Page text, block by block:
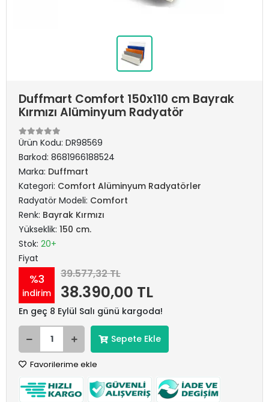
Duffmart Comfort 150x110 cm Bayrak
Kırmızı Alüminyum Radyatör
Ürün Kodu: DR98569
Barkod: 8681966188524
Marka: Duffmart
Kategori: Comfort Alüminyum Radyatörler
Radyatör Modeli: Comfort
Renk: Bayrak Kırmızı
Yükseklik: 150 cm.
Stok: 20+
Fiyat
%3
indirim
39.577,32 TL
38.390,00 TL
En geç 8 Eylül Salı günü kargoda!
Sepete Ekle
Favorilerime ekle